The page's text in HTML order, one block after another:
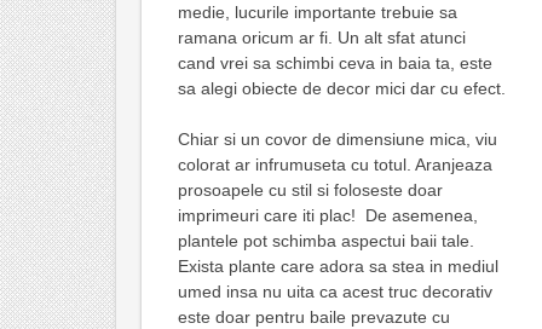
medie, lucurile importante trebuie sa
ramana oricum ar fi. Un alt sfat atunci
cand vrei sa schimbi ceva in baia ta, este
sa alegi obiecte de decor mici dar cu efect.
Chiar si un covor de dimensiune mica, viu
colorat ar infrumuseta cu totul. Aranjeaza
prosoapele cu stil si foloseste doar
imprimeuri care iti plac! De asemenea,
plantele pot schimba aspectui baii tale.
Exista plante care adora sa stea in mediul
umed insa nu uita ca acest truc decorativ
este doar pentru baile prevazute cu